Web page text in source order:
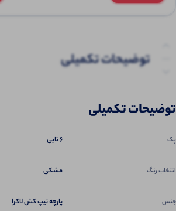
توضیحات تکمیلی
توضیحات تکمیلی
پک 6 تایی
انتخاب رنگ مشکی
جنس پارچه تیپ کش لاکرا